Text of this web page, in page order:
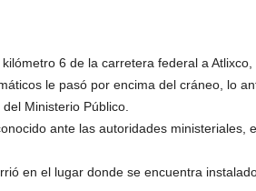
6 de la carretera federal a
le pasó por encima del cráneo, lo
Ministerio Público.
ante las autoridades
en el lugar donde se encuentra